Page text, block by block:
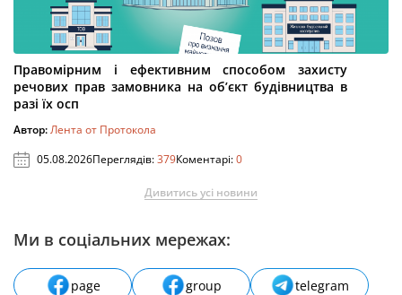
Правомірним і ефективним способом захисту
речових прав замовника на об’єкт будівництва в
разі їх осп
Автор:Лента от Протокола
05.08.2026Переглядів:379Коментарі:0
Дивитись усі новини
Ми в соціальних мережах:
page group
telegram